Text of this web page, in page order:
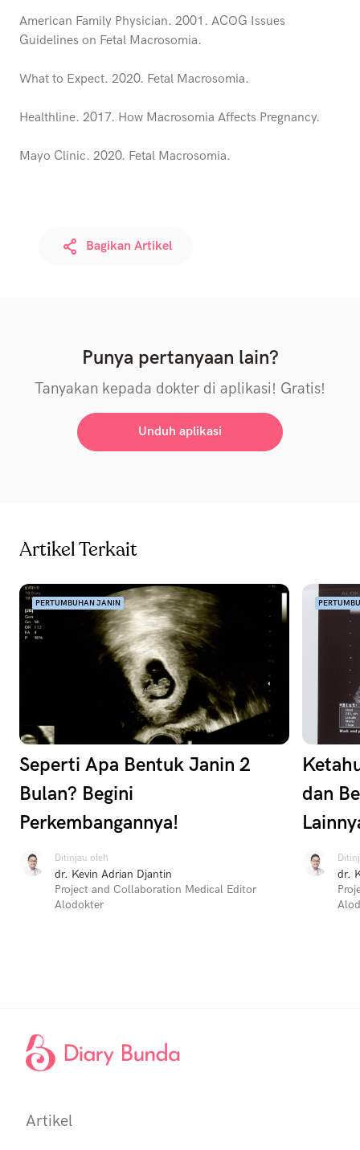
American Family Physician. 2001. ACOG Issues
Guidelines on Fetal Macrosomia.
What to Expect. 2020. Fetal Macrosomia.
Healthline. 2017. How Macrosomia Affects Pregnancy.
Mayo Clinic. 2020. Fetal Macrosomia.
Bagikan Artikel
Punya pertanyaan lain?
Tanyakan kepada dokter di aplikasi! Gratis!
Unduh aplikasi
Artikel Terkait
PERTUMBUHAN JANIN
Seperti Apa Bentuk Janin 2
Bulan? Begini
Perkembangannya!
Ditinjau oleh
dr. Kevin Adrian Djantin
Project and Collaboration Medical Editor
Alodokter
dan
dr.
Artikel